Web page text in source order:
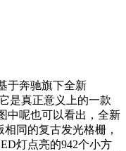
于奔驰旗下全新
是真正意义上的一款
中呢也可以看出，全新
同的复古发光格栅，
灯点亮的942个小方